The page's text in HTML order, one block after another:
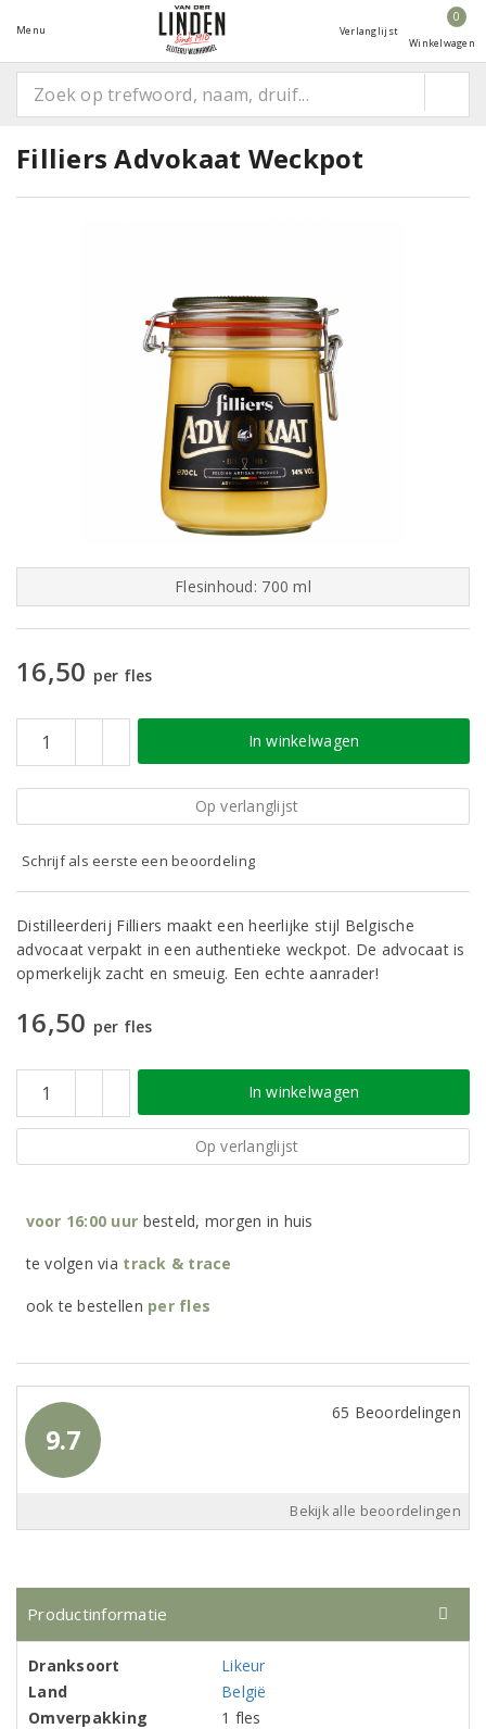
Menu Verlanglijst
0
Winkelwagen
Filliers Advokaat Weckpot
Flesinhoud: 700 ml
16,50 per fles
In winkelwagen
Op verlanglijst
Schrijf als eerste een beoordeling
Distilleerderij Filliers maakt een heerlijke stijl Belgische
advocaat verpakt in een authentieke weckpot. De advocaat is
opmerkelijk zacht en smeuig. Een echte aanrader!
16,50 per fles
In winkelwagen
Op verlanglijst
voor 16:00 uur besteld, morgen in huis
te volgen via track & trace
ook te bestellen per fles
9.7
65 Beoordelingen
Bekijk alle beoordelingen
Productinformatie
Dranksoort
Likeur
Land
België
Omverpakking
1 fles